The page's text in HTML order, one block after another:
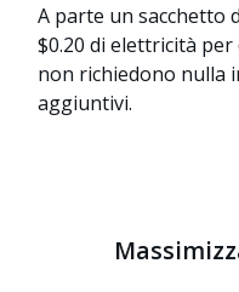
A parte un sacchetto
$0.20 di elettricità per
non richiedono nulla
aggiuntivi.